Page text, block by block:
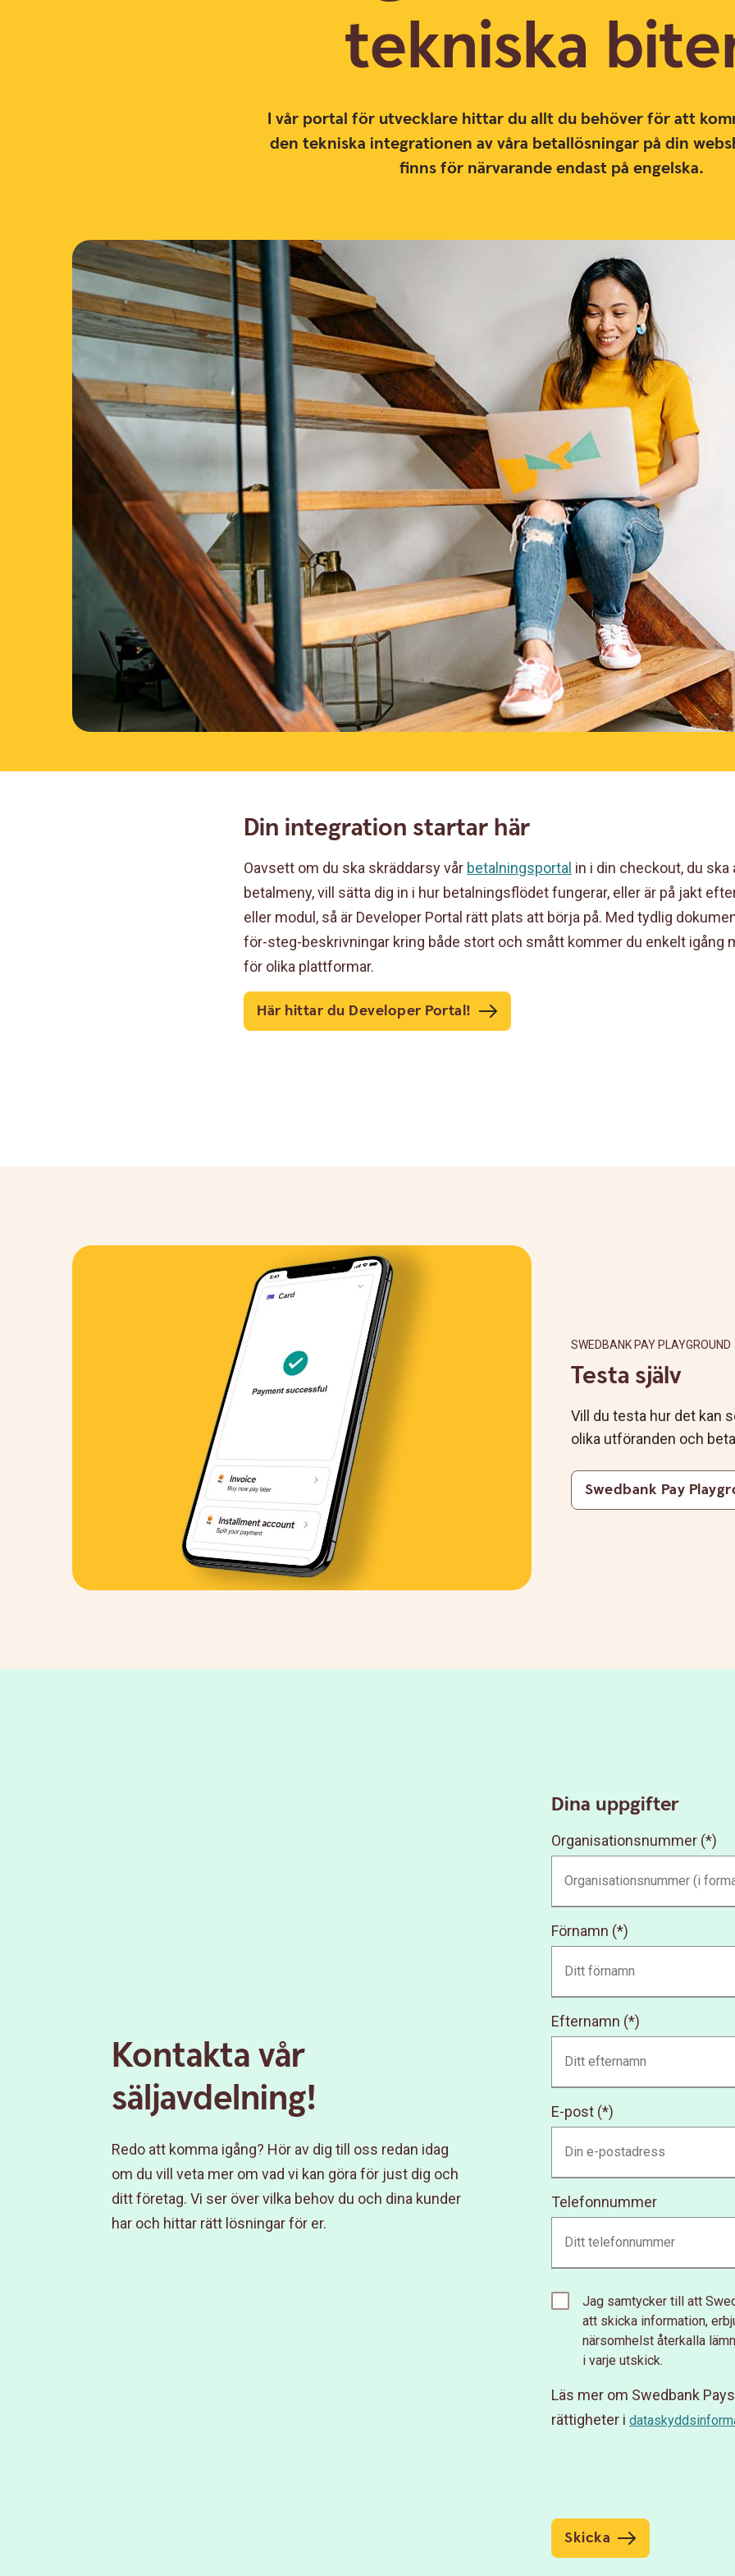
tekniska
I vår portal för utvecklare hittar du allt du behöver för att
den tekniska integrationen av våra betallösningar på din
finns för närvarande endast på engelska.
Din integration startar här
Oavsett om du ska skräddarsy vår betalningsportal in i din checkout, du ska
betalmeny, vill sätta dig in i hur betalningsflödet fungerar, eller är på jakt
eller modul, så är Developer Portal rätt plats att börja på. Med tydlig
för-steg-beskrivningar kring både stort och smått kommer du enkelt igång
för olika plattformar.
Här hittar du Developer Portal!
SWEDBANK PAY PLAYGROUND
Testa själv
Vill du testa hur det kan
olika utföranden och
Swedbank Pay
Kontakta vår
säljavdelning!
Redo att komma igång? Hör av dig till oss redan idag
om du vill veta mer om vad vi kan göra för just dig och
ditt företag. Vi ser över vilka behov du och dina kunder
har och hittar rätt lösningar för er.
Dina uppgifter
Organisationsnummer
Förnamn
Efternamn
E-post
Telefonnummer
Jag samtycker till att
att skicka information,
närsomhelst återkalla
i varje utskick.
Läs mer om Swedbank
rättigheter i
Skicka